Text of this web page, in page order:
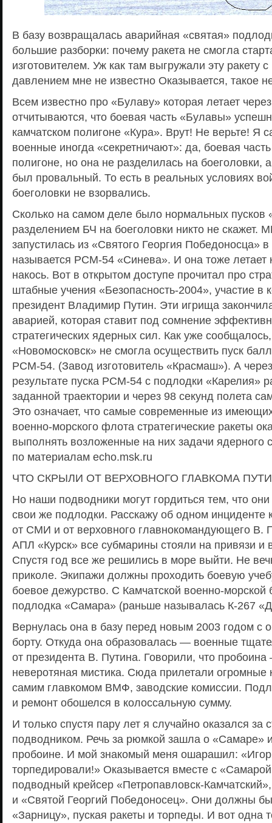
В базу возвращалась аварийная «святая»
большие разборки: почему ракета не смогла
изготовителем. Уж как там выгружали эту ракету
давлением мне не известно Оказывается, такое
Всем известно про «Булаву» которая летает
отчитываются, что боевая часть «Булавы»
камчатском полигоне «Кура». Врут! Не верьте! Я
военные иногда «секретничают»: да, боевая
полигоне, но она не разделилась на боеголовки, а
был провальный. То есть в реальных условиях
боеголовки не взорвались.
Сколько на самом деле было нормальных
разделением БЧ на боеголовки никто не скажет.
запустилась из «Святого Георгия Победоносца»
называется РСМ-54 «Синева». И она тоже летает
накось. Вот в открытом доступе прочитал про
штабные учения «Безопасность-2004», участие в
президент Владимир Путин. Эти игрища
аварией, которая ставит под сомнение
стратегических ядерных сил. Как уже
«Новомосковск» не смогла осуществить пуск
РСМ-54. (Завод изготовитель «Красмаш»). А
результате пуска РСМ-54 с подлодки «Карелия»
заданной траектории и через 98 секунд полета
Это означает, что самые современные из
военно-морского флота стратегические ракеты
выполнять возложенные на них задачи ядерного
по материалам echo.msk.ru
ЧТО СКРЫЛИ ОТ ВЕРХОВНОГО ГЛАВКОМА
Но наши подводники могут гордиться тем, что
свои же подлодки. Расскажу об одном инциденте
от СМИ и от верховного главнокомандующего В.
АПЛ «Курск» все субмарины стояли на привязи и
Спустя год все же решились в море выйти. Не
приколе. Экипажи должны проходить боевую
боевое дежурство. С Камчатской военно-
подлодка «Самара» (раньше называлась К-267
Вернулась она в базу перед новым 2003 годом с
борту. Откуда она образовалась — военные
от президента В. Путина. Говорили, что пробоина
неверотяная мистика. Сюда прилетали огромные
самим главкомом ВМФ, заводские комиссии.
и ремонт обошелся в колоссальную сумму.
И только спустя пару лет я случайно оказался за
подводником. Речь за рюмкой зашла о «Самаре»
пробоине. И мой знакомый меня ошарашил:
торпедировали!» Оказывается вместе с
подводный крейсер «Петропавловск-Камчатский»,
и «Святой Георгий Победоносец». Они должны
«Зарницу», пуская ракеты и торпеды. И вот одна